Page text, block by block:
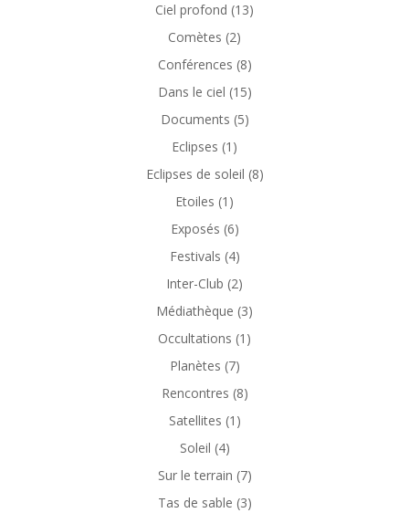
Ciel profond (13)
Comètes (2)
Conférences (8)
Dans le ciel (15)
Documents (5)
Eclipses (1)
Eclipses de soleil (8)
Etoiles (1)
Exposés (6)
Festivals (4)
Inter-Club (2)
Médiathèque (3)
Occultations (1)
Planètes (7)
Rencontres (8)
Satellites (1)
Soleil (4)
Sur le terrain (7)
Tas de sable (3)